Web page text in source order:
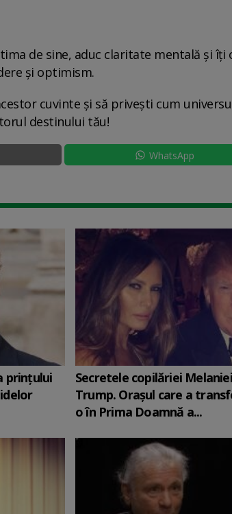
de sine, aduc claritate mentală și îți
și optimism.
cuvinte și să privești cum
destinului tău!
WhatsApp
prinţului
Secretele copilăriei Melaniei
Trump. Orașul care a
o în Prima Doamnă a...